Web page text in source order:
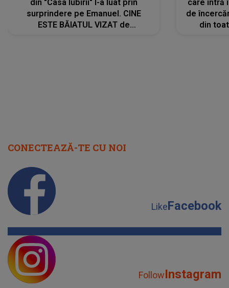
din "Casa Iubirii" l-a luat prin
surprindere pe Emanuel. CINE
ESTE BĂIATUL VIZAT de
care intră
de
din
CONECTEAZĂ-TE CU NOI
LikeFacebook
FollowInstagram